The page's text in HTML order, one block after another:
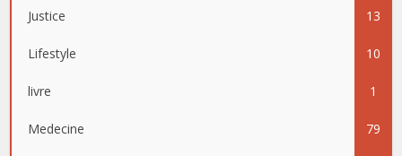
Justice 13
Lifestyle 10
livre 1
Medecine 79